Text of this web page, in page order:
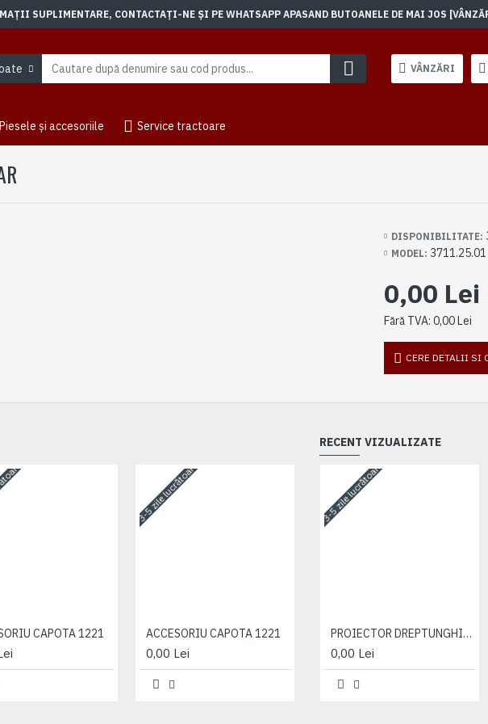
SUPLIMENTARE, CONTACTAȚI-NE ȘI PE WHATSAPP APASAND BUTOANELE DE MAI JOS
VÂNZĂRI
și accesoriile Service tractoare
DISPONIBILITATE:
MODEL: 3711.25.01
0,00 Lei
Fără TVA: 0,00 Lei
CERE DETALII SI
CAPOTA 1221
3-5 zile lucrătoare
ACCESORIU CAPOTA 1221
0,00 Lei
3-5 zile lucrătoare
ACCESORIU CAPOTA 1221
0,00 Lei
RECENT VIZUALIZATE
3-5 zile lucrătoare
PROIECTOR DREPTUNGHIULAR
0,00 Lei